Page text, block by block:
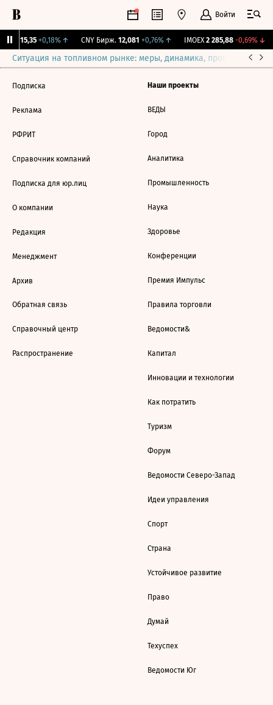
Войти
115,35 +0,18%↑ CNY Бирж. 12,081 +0,76%↑ IMOEX 2 285,88 -0,69%↓
Ситуация на топливном рынке: меры, динамика, прогнозы
Подписка
Реклама
РФРИТ
Справочник компаний
Подписка для юр.лиц
О компании
Редакция
Менеджмент
Архив
Обратная связь
Справочный центр
Распространение
Наши проекты
ВЕДЫ
Город
Аналитика
Промышленность
Наука
Здоровье
Конференции
Премия Импульс
Правила торговли
Ведомости&
Капитал
Инновации и технологии
Как потратить
Туризм
Форум
Ведомости Северо-Запад
Идеи управления
Спорт
Страна
Устойчивое развитие
Право
Думай
Техуспех
Ведомости Юг